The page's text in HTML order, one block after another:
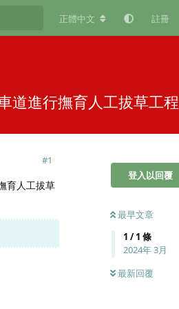
正體中文 註冊
道進行撫育人工拔草工程
登入以回覆
最早文章
1 /1 條
2024年 3月
最新回覆
#1
育人工拔草